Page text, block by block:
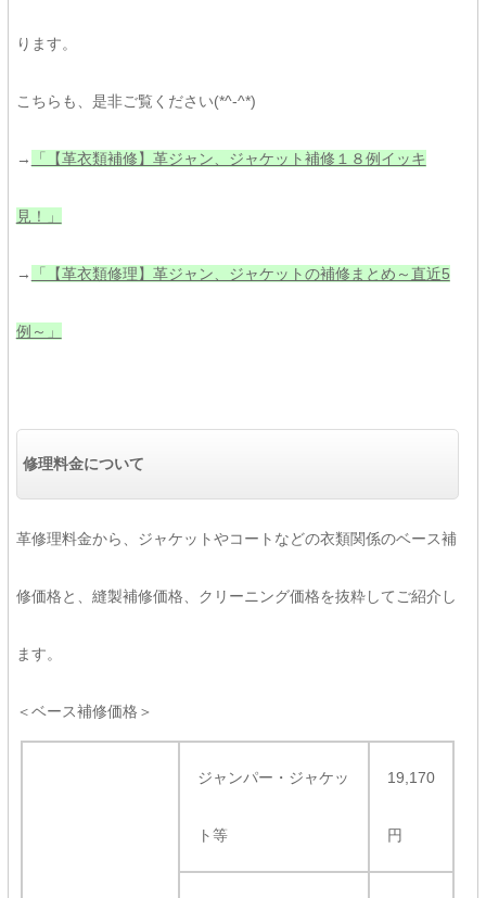
ります。
こちらも、是非ご覧ください(*^-^*)
→ 「【革衣類補修】革ジャン、ジャケット補修１８例イッキ
見！」
→ 「【革衣類修理】革ジャン、ジャケットの補修まとめ～直近5
例～」
修理料金について
革修理料金から、ジャケットやコートなどの衣類関係のベース補
修価格と、縫製補修価格、クリーニング価格を抜粋してご紹介し
ます。
＜ベース補修価格＞
ジャンパー・ジャケッ
ト等
19,170
円